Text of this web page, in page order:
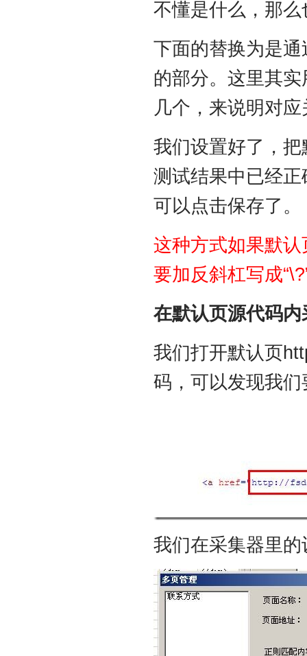
不懂是什么，那
下面的替换为是
的部分。这里其
几个，来说明对
我们设置好了，把
测试结果中已经
可以点击保存了。
这种方式如果默认
要加反斜杠写成
在默认页源代码
我们打开默认页
码，可以发现我
我们在采集器里